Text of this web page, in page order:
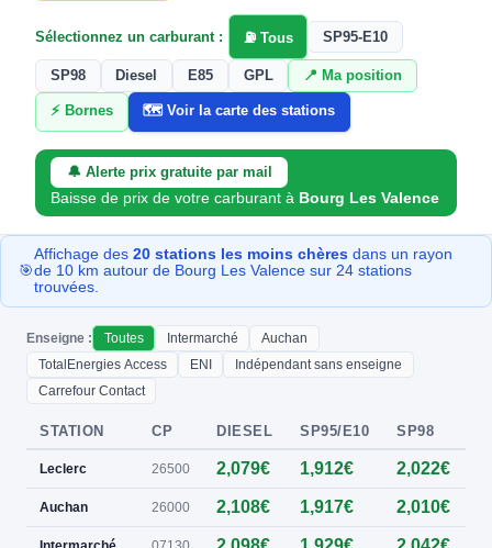
Sélectionnez un carburant : ⛽ Tous SP95-E10
SP98 Diesel E85 GPL 📍 Ma position
⚡ Bornes 🗺️ Voir la carte des stations
🔔 Alerte prix gratuite par mail
Baisse de prix de votre carburant à Bourg Les Valence
🎯
Affichage des 20 stations les moins chères dans un rayon
de 10 km autour de Bourg Les Valence sur 24 stations
trouvées.
Enseigne : Toutes Intermarché
Auchan
TotalEnergies Access
ENI
Indépendant sans enseigne
Carrefour Contact
STATION CP DIESEL SP95/E10 SP98
Leclerc 26500 2,079€ 1,912€ 2,022€
Auchan 26000 2,108€ 1,917€ 2,010€